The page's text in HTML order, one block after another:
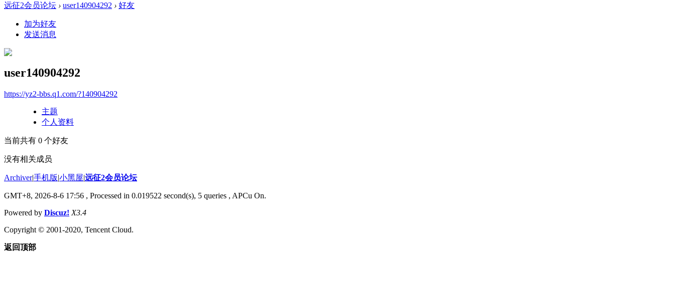
远征2会员论坛 › user140904292 › 好友
加为好友
发送消息
user140904292
https://yz2-bbs.q1.com/?140904292
主题
个人资料
当前共有 0 个好友
没有相关成员
Archiver|手机版|小黑屋|远征2会员论坛
GMT+8, 2026-8-6 17:56 , Processed in 0.019522 second(s), 5 queries , APCu On.
Powered by Discuz! X3.4
Copyright © 2001-2020, Tencent Cloud.
返回顶部